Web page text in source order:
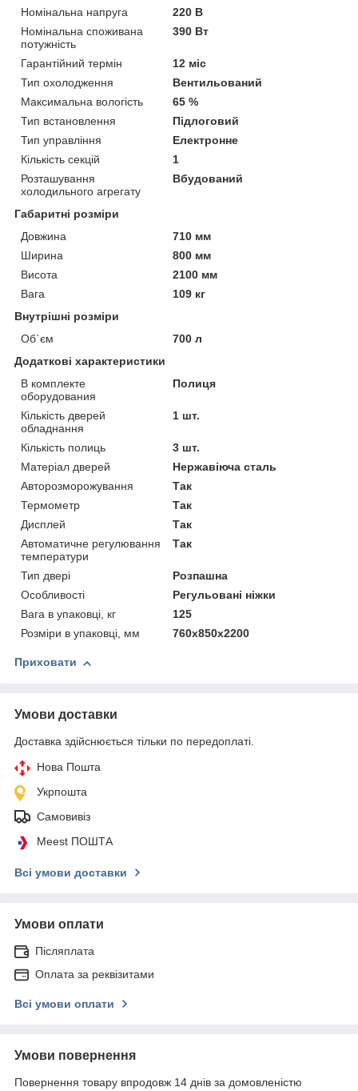
Номінальна напруга
220 В
Номінальна споживана
потужність
390 Вт
Гарантійний термін
12 міс
Тип охолодження
Вентильований
Максимальна вологість
65 %
Тип встановлення
Підлоговий
Тип управління
Електронне
Кількість секцій
1
Розташування
холодильного агрегату
Вбудований
Габаритні розміри
Довжина
710 мм
Ширина
800 мм
Висота
2100 мм
Вага
109 кг
Внутрішні розміри
Об`єм
700 л
Додаткові характеристики
В комплекте
оборудования
Полиця
Кількість дверей
обладнання
1 шт.
Кількість полиць
3 шт.
Матеріал дверей
Нержавіюча сталь
Авторозморожування
Так
Термометр
Так
Дисплей
Так
Автоматичне регулювання
температури
Так
Тип двері
Розпашна
Особливості
Регульовані ніжки
Вага в упаковці, кг
125
Розміри в упаковці, мм
760х850х2200
Приховати
Умови доставки
Доставка здійснюється тільки по передоплаті.
Нова Пошта
Укрпошта
Самовивіз
Meest ПОШТА
Всі умови доставки
Умови оплати
Післяплата
Оплата за реквізитами
Всі умови оплати
Умови повернення
Повернення товару впродовж 14 днів за домовленістю